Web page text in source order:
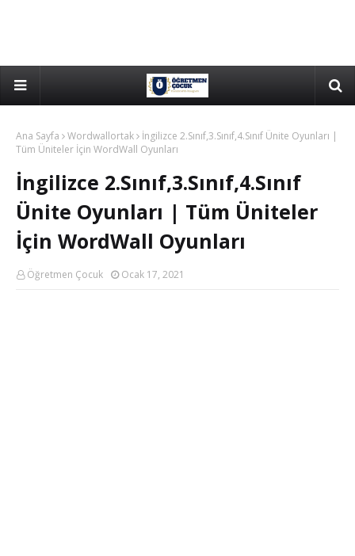
Ana Sayfa Wordwallortak
İngilizce 2.Sınıf,3.Sınıf,4.Sınıf Ünite Oyunları |
Tüm Üniteler İçin WordWall Oyunları
İngilizce 2.Sınıf,3.Sınıf,4.Sınıf
Ünite Oyunları | Tüm Üniteler
İçin WordWall Oyunları
Öğretmen Çocuk Ocak 17, 2021